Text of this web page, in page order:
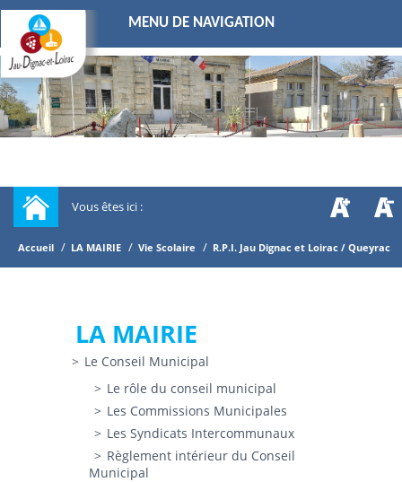
MENU DE NAVIGATION
Vous êtes ici :
Accueil / LA MAIRIE / Vie Scolaire / R.P.I. Jau Dignac et Loirac / Queyrac
LA MAIRIE
Le Conseil Municipal
Le rôle du conseil municipal
Les Commissions Municipales
Les Syndicats Intercommunaux
Règlement intérieur du Conseil
Municipal